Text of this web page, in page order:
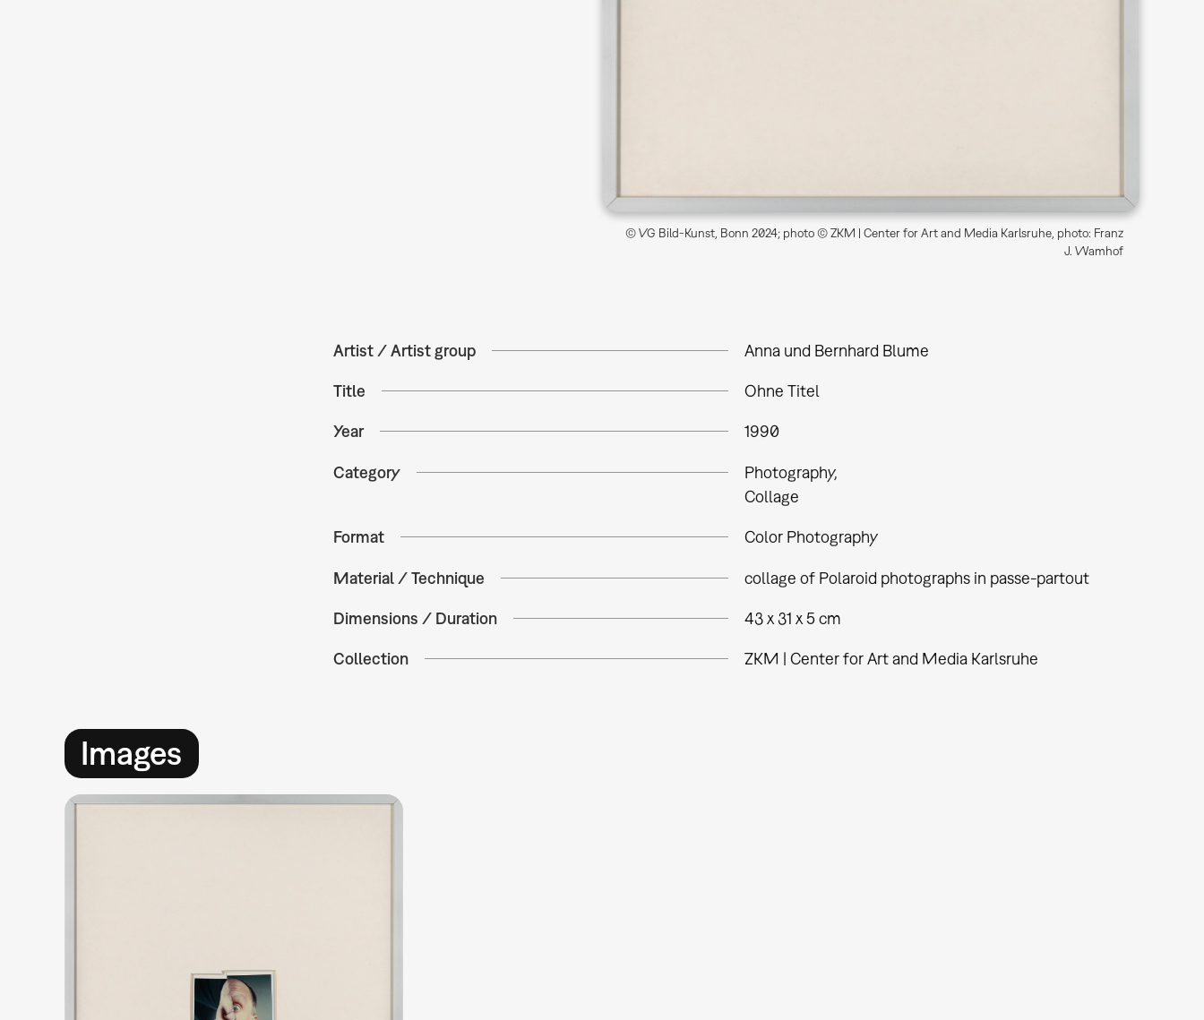
© VG Bild-Kunst, Bonn 2024; photo © ZKM | Center for Art and Media Karlsruhe, photo: Franz
J. Wamhof
Artist / Artist group Anna und Bernhard Blume
Title Ohne Titel
Year 1990
Category
Photography
Collage
Format Color Photography
Material / Technique collage of Polaroid photographs in passe-partout
Dimensions / Duration 43 x 31 x 5 cm
Collection ZKM | Center for Art and Media Karlsruhe
Images